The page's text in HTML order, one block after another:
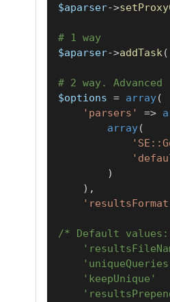
$aparser->
# 1 way
$aparser->addTask(
# 2 way. Advanced
$options = array(
'parsers'
=>
array(
)
) ,
/* Default values:
'keepUnique'